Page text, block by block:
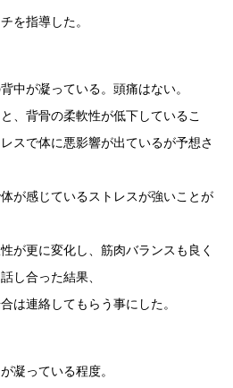
を指導した。
中が凝っている。頭痛はない。
、背骨の柔軟性が低下しているこ
スで体に悪影響が出ているが予想さ
が感じているストレスが強いことが
が更に変化し、筋肉バランスも良く
し合った結果、
は連絡してもらう事にした。
凝っている程度。